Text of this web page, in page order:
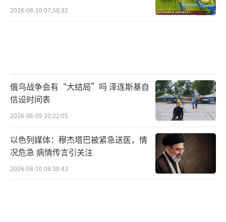
2026-08-10 07:58:32
俄乌战争会有“大结局”吗 泽连斯基自
信设时间表
2026-08-09 20:22:05
以色列媒体：穆杰塔巴被紧急送医，情
况危急 病情传言引关注
2026-08-10 08:38:43